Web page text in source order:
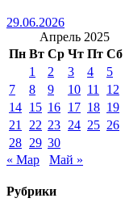
29.06.2026
Апрель 2025
Пн Вт Ср Чт Пт Сб
1
2 3 4 5
7
8 9 10 11 12
14 15 16 17 18 19
21
22 23 24 25 26
28 29 30
« Мар
Май »
Рубрики